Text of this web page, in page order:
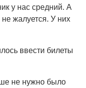
у нас средний. А
жалуется. У них
ввести билеты
не нужно было